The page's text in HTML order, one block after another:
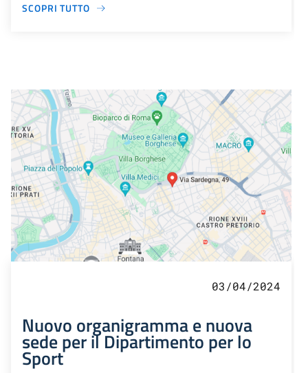
SCOPRI TUTTO
03/04/2024
Nuovo organigramma e nuova
sede per il Dipartimento per lo
Sport